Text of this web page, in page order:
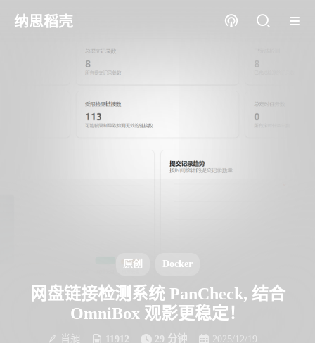
纳思稻壳
原创 Docker
网盘链接检测系统 PanCheck, 结合
OmniBox 观影更稳定！
肖昶 11912 29 分钟
2025/12/19